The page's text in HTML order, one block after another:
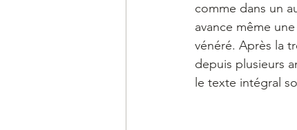
comme dans un
avance même
vénéré. Après la
depuis plusieurs
le texte intégral